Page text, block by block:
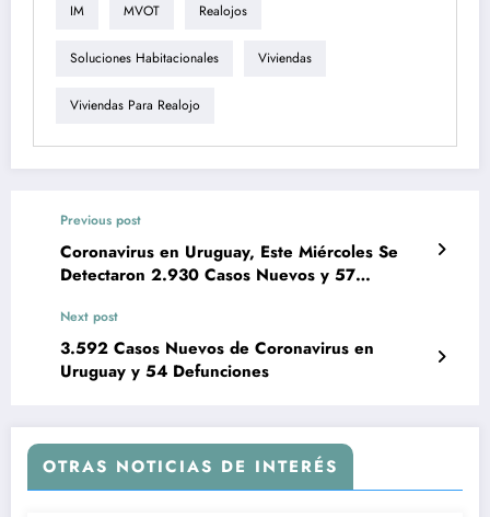
IM MVOT Realojos
Soluciones Habitacionales Viviendas
Viviendas Para Realojo
Previous post
Coronavirus en Uruguay, Este Miércoles Se
Detectaron 2.930 Casos Nuevos y 57
Next post
3.592 Casos Nuevos de Coronavirus en
Uruguay y 54 Defunciones
OTRAS NOTICIAS DE INTERÉS